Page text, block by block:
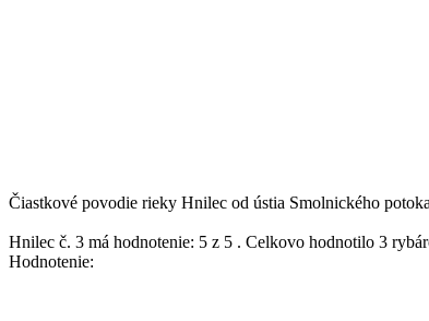
Čiastkové povodie rieky Hnilec od ústia Smolnického
Hnilec č. 3 má hodnotenie: 5 z 5 . Celkovo hodnotilo 3
Hodnotenie: